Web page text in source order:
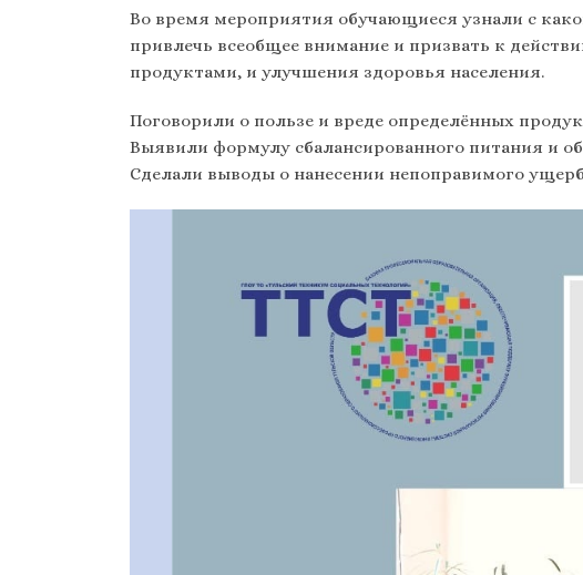
Во время мероприятия обучающиеся узнали с
привлечь всеобщее внимание и призвать к
продуктами, и улучшения здоровья населения.
Поговорили о пользе и вреде определённых
Выявили формулу сбалансированного питания и
Сделали выводы о нанесении непоправимого